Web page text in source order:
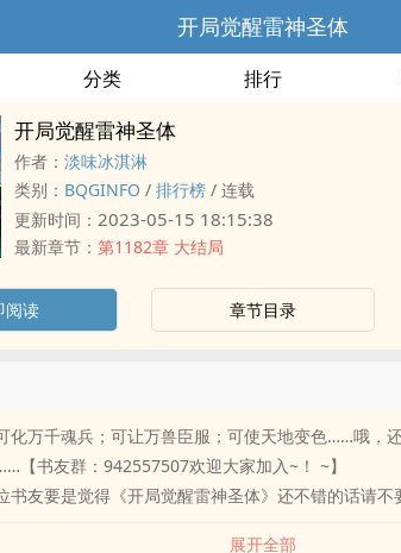
开局觉醒雷神圣体
分类 排行
开局觉醒雷神圣体
作者： 淡味冰淇淋
类别： BQGINFO / 排行榜 / 连载
更新时间： 2023-05-15 18:15:38
最新章节： 第1182章 大结局
阅读 章节目录
化万千魂兵；可让万兽臣服；可使天地变色……哦，
【书友群：942557507欢迎大家加入~！ ~】
书友要是觉得《开局觉醒雷神圣体》还不错的话请
展开全部